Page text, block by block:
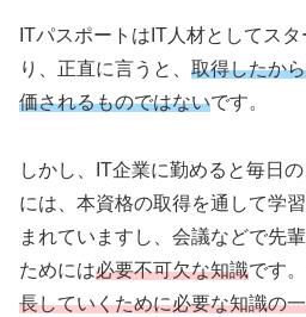
ITパスポートはIT人材としてス
り、正直に言うと、 取得したか
価されるものではないです。
しかし、IT企業に勤めると毎日
には、本資格の取得を通して学
まれていますし、会議などで先
ためには必要不可欠な知識です
長していくために必要な知識の